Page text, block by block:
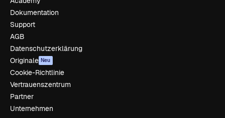
Dokumentation
Support
AGB
Datenschutzerklärung
Originale Neu
Cookie-Richtlinie
Vertrauenszentrum
Partner
Unternehmen